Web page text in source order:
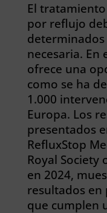
El
por reflujo
determinados
necesaria. En
ofrece una
como se ha
1.000
Europa. Los
presentados
RefluxStop
Royal Society
en 2024,
resultados en
que cumplen